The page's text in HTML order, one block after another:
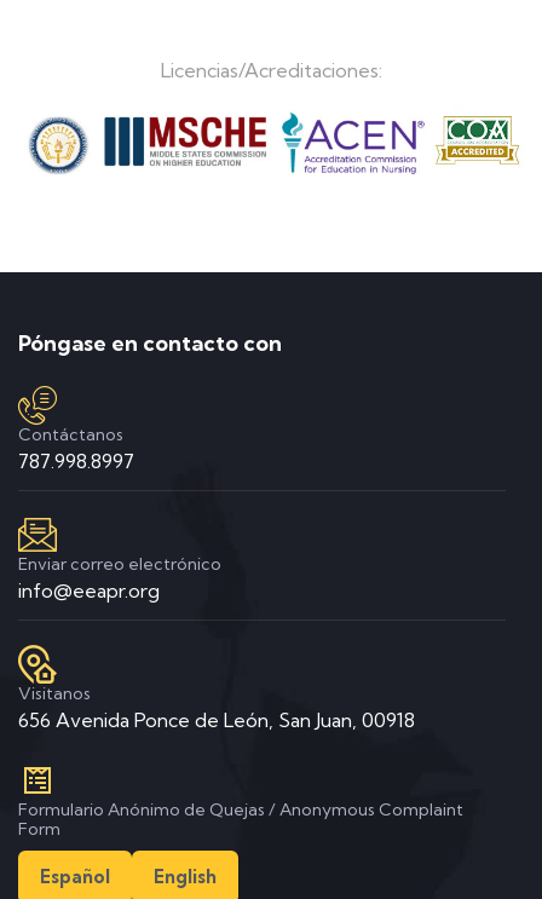
Licencias/Acreditaciones:
Póngase en contacto con
Contáctanos
787.998.8997
Enviar correo electrónico
info@eeapr.org
Visitanos
656 Avenida Ponce de León, San Juan, 00918
Formulario Anónimo de Quejas / Anonymous Complaint
Form
Español English